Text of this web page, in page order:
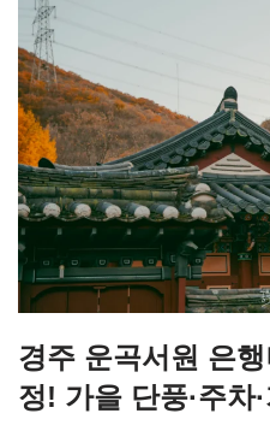
경주 운곡서원 은
정! 가을 단풍·주차